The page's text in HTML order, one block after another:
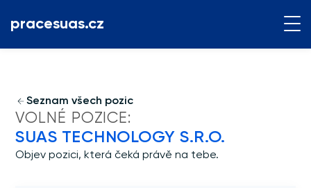
pracesuas.cz
Seznam všech pozic
VOLNÉ POZICE:
SUAS TECHNOLOGY S.R.O.
Objev pozici, která čeká právě na tebe.